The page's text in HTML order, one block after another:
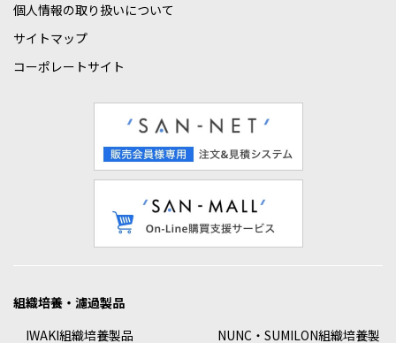
個人情報の取り扱いについて
サイトマップ
コーポレートサイト
組織培養・濾過製品
IWAKI組織培養製品
NUNC・SUMILON組織培養製